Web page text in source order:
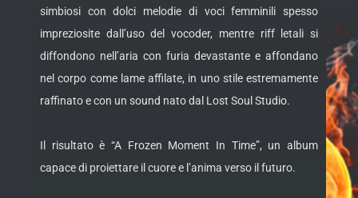
simbiosi con dolci melodie di voci femminili spesso
impreziosite dall’uso del vocoder, mentre riff letali si
diffondono nell’aria con furia devastante e affondano
nel corpo come lame affilate, in uno stile estremamente
raffinato e con un sound nato dal Lost Soul Studio.
Il risultato è “A Frozen Moment In Time”, un album
capace di proiettare il cuore e l’anima verso il futuro.